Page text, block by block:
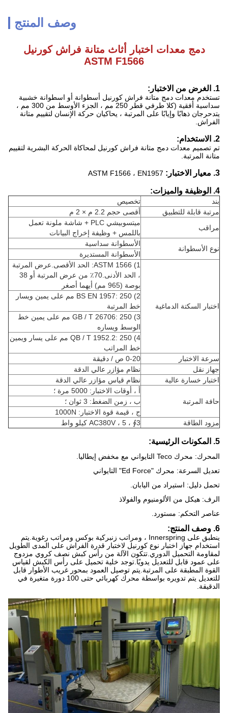
وصف المنتج
دمج معدات اختبار أثاث متانة فراش كورنيل
ASTM F1566
1. الغرض من الاختبار:
تستخدم معدات دمج متانة فراش كورنيل أسطوانة أو اسطوانة خشبية
سداسية أفقية (كلا طرفي قطر 250 مم ، الجزء الأوسط من 300 مم ،
يتدحرجان ذهابًا وإيابًا على المرتبة ، يحاكيان حركة الإنسان لتقييم متانة
الفراش.
2. الاستخدام:
تم تصميم معدات دمج متانة فراش كورنيل لمحاكاة الحركة البشرية لتقييم
متانة المرتبة.
3. معيار الاختبار: ASTM F1566 ، EN1957
4. الوظيفة والميزات:
بند
تخصيص
مرتبة قابلة للتطبيق
أقصى حجم 2.2 م × 2 م
مراقب
ميتسوبيشي PLC + شاشة ملونة تعمل
باللمس + وظيفة إخراج البيانات
نوع الأسطوانة
الأسطوانة سداسية
الأسطوانة المستديرة
اختبار السكتة الدماغية
1) ASTM 1566: الحد الأقصى.عرض المرتبة
، الحد الأدنى.70٪ من عرض المرتبة أو 38
بوصة (965 مم) أيهما أصغر
2) BS EN 1957: 250 مم على يمين ويسار
خط المرتبة
3) GB / T 26706: 250 مم على يمين خط
الوسط ويساره
4) QB / T 1952.2: 250 مم على يسار ويمين
خط المراتب
سرعة الاختبار
0-20 ص / دقيقة
جهاز نقل
نظام مؤازر عالي الدقة
اختبار خسارة عالية
نظام قياس مؤازر عالي الدقة
حافة المرتبة
أ ، أوقات الاختبار: 5000 مرة ؛
ب ، زمن الضغط: 3 ثوان ؛
ج ، قيمة قوة الاختبار: 1000N
مزود الطاقة
3∮ ، AC380V ، 5 كيلو واط
5. المكونات الرئيسية:
المحرك: محرك Teco التايواني مع مخفض إيطاليا.
تعديل السرعة: محرك "Ed Force" التايواني
تحمل دليل: استيراد من اليابان.
الرف: هيكل من الألومنيوم والفولاذ
عناصر التحكم: مستورد.
6. وصف المنتج:
ينطبق على Innerspring ، ومراتب زنبركية بوكس ​​ومراتب رغوية.يتم
استخدام جهاز اختبار نوع كورنيل لاختبار قدرة الفراش على المدى الطويل
لمقاومة التحميل الدوري.تتكون الآلة من رأس كبش نصف كروي مزدوج
على عمود قابل للتعديل يدويًا.توجد خلية تحميل على رأس الكبش لقياس
القوة المطبقة على المرتبة.يتم توصيل العمود بمحور غريب الأطوار قابل
للتعديل يتم تدويره بواسطة محرك كهربائي حتى 100 دورة متغيرة في
الدقيقة.